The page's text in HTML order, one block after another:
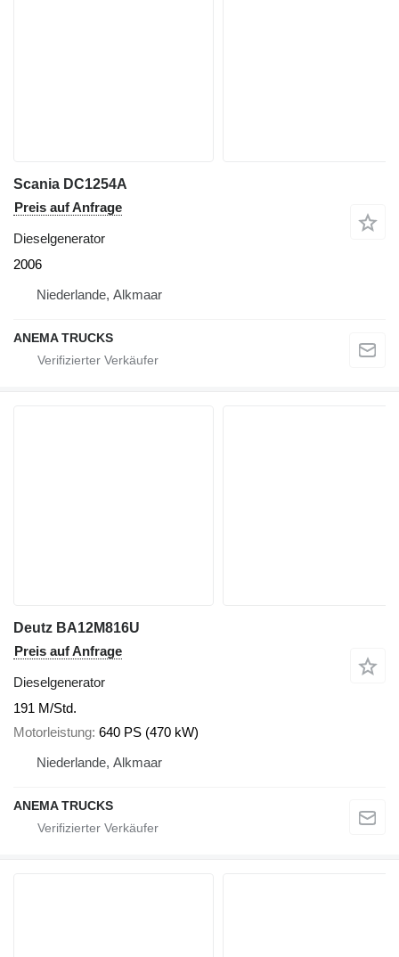
Scania DC1254A
Preis auf Anfrage
Dieselgenerator
2006
Niederlande, Alkmaar
ANEMA TRUCKS
Deutz BA12M816U
Preis auf Anfrage
Dieselgenerator
191 M/Std.
Motorleistung 640 PS (470 kW)
Niederlande, Alkmaar
ANEMA TRUCKS